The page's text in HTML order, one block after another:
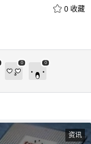
0 收藏
0 0
10 元
付费内容 资讯